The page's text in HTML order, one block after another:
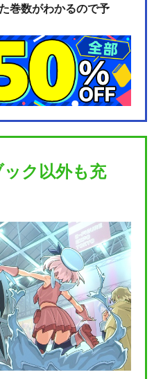
巻数がわかるので予
ク以外も充